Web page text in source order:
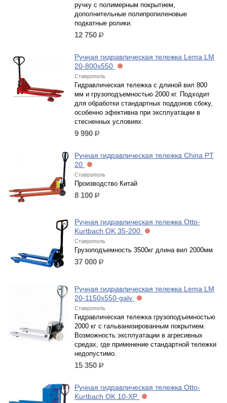
ручку с полимерным покрытием,
дополнительные полипропиленовые
подкатные ролики.
12 750 р.
Ручная гидравлическая тележка Lema LM
20-800x550
Ставрополь
Гидравлическая тележка с длиной вил 800
мм и грузоподъемностью 2000 кг. Подходит
для обработки стандартных поддонов сбоку,
особенно эфективна при эксплуатации в
стесненных условиях.
9 990 р.
Ручная гидравлическая тележка China PT
20
Ставрополь
Производство Китай
8 100 р.
Ручная гидравлическая тележка Otto-
Kurtbach OK 35-200
Ставрополь
Грузоподъемность 3500кг длина вил 2000мм
37 000 р.
Ручная гидравлическая тележка Lema LM
20-1150x550-galv
Ставрополь
Гидравлическая тележка грузоподъемностью
2000 кг с гальванизированным покрытием.
Возможность эксплуатации в агресивных
средах, где применение стандартной тележки
недопустимо.
15 350 р.
Ручная гидравлическая тележка Otto-
Kurtbach OK 10-XP